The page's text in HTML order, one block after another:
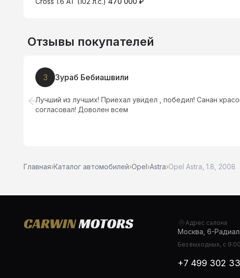
Отзывы покупателей
З Зураб Бебиашвили
Лучший из лучших! Приехал увидел , победил! Санан
согласовал! Доволен всем
Главная›Каталог автомобилей›Opel›Astra›Opel Astra, 1.8, 2008
Адрес салона
Москва, 6-
Без выходных, с
+7 499 302